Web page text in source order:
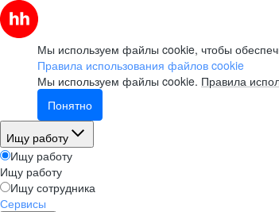
Мы используем файлы cookie, чтобы
Правила использования файлов cookie
Мы используем файлы cookie. Правила
Понятно
Ищу работу
Ищу работу
Ищу работу
Ищу сотрудника
Сервисы